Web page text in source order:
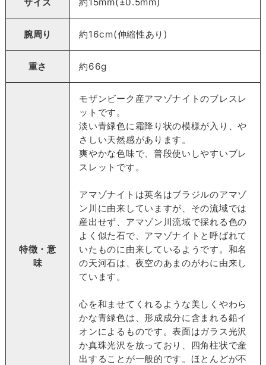
腕周り 約16cm(伸縮性あり)
重さ 約66g
特徴・意
味
モザンビーク産アマゾナイトのブレスレ
ットです。
淡い青緑色に霜降り状の模様が入り、や
さしい天然感があります。
爽やかな色味で、普段使いしやすいブレ
スレットです。
アマゾナイトは英名はブラジルのアマゾ
ン川に由来していますが、その流域では
産出せず、アマゾン川流域で採れる色の
よく似た石で、アマゾナイトと呼ばれて
いたものに由来しているようです。和名
の天河石は、夜空のあまのがわに由来し
ています。
心を和ませてくれるような美しくやわら
かな青緑色は、形成成分に含まれる鉛イ
オンによるものです。表面はガラス光沢
か真珠光沢を放っており、四角柱状で産
出することが一般的です。ほとんどが不